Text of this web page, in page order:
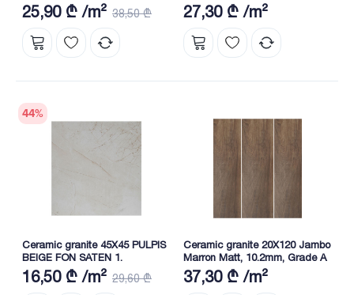
25,90 ₾ /m² 38,50 ₾ 27,30 ₾ /m²
44%
Ceramic granite 45X45 PULPIS
BEIGE FON SATEN 1.
16,50 ₾ /m² 29,60 ₾
Ceramic granite 20X120 Jambo
Marron Matt, 10.2mm, Grade A
37,30 ₾ /m²